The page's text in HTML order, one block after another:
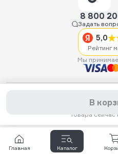
В
Товара сейчас
8 800
Задать
5,0
Рейтинг
Мы
самокатов, запчастей для
одежды
Главная Каталог